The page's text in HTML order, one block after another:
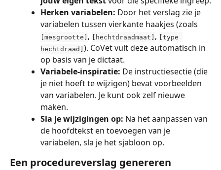
Herken variabelen: Door het verslag zie je
variabelen tussen vierkante haakjes (zoals
[mesgrootte] , [hechtdraadmaat] , [type
hechtdraad] ). CoVet vult deze automatisch in
op basis van je dictaat.
Variabele-inspiratie: De instructiesectie (die
je niet hoeft te wijzigen) bevat voorbeelden
van variabelen. Je kunt ook zelf nieuwe
maken.
Sla je wijzigingen op: Na het aanpassen van
de hoofdtekst en toevoegen van je
variabelen, sla je het sjabloon op.
Een procedureverslag genereren